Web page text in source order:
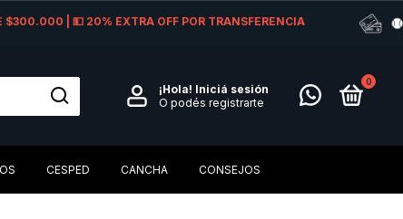
$300.000 | 💵 20% EXTRA OFF POR TRANSFERENCIA
¡Hola! Iniciá sesión
O podés registrarte
0
CESPED CANCHA CONSEJOS